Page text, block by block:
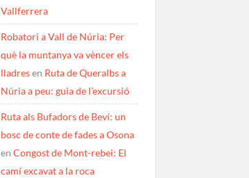
Vallferrera
Robatori a Vall de Núria: Per
què la muntanya va vèncer els
lladresen Ruta de Queralbs a
Núria a peu: guia de l’excursió
Ruta als Bufadors de Beví: un
bosc de conte de fades a Osona
en Congost de Mont-rebei: El
camí excavat a la roca